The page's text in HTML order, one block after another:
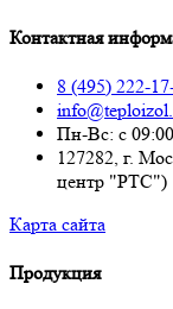
Контактная
8 (495) 222-
Пн-Вс: с
127282, г.
центр "РТС")
Карта сайта
Продукция